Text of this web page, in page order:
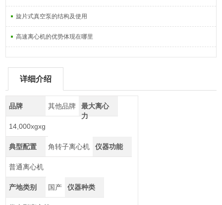
旋片式真空泵的结构及使用
高速离心机的优势体现在哪里
详细介绍
品牌 其他品牌
最大离心
力
14,000xgxg
典型配置 角转子离心机 仪器功能
普通离心机
产地类别 国产 仪器种类